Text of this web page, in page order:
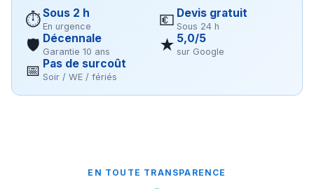
⏱Sous 2 h
En urgence 💶 Devis gratuit
Sous 24 h
🛡 Décennale
Garantie 10 ans ★ 5,0/5
sur Google
📅 Pas de surcoût
Soir / WE / fériés
EN TOUTE TRANSPARENCE